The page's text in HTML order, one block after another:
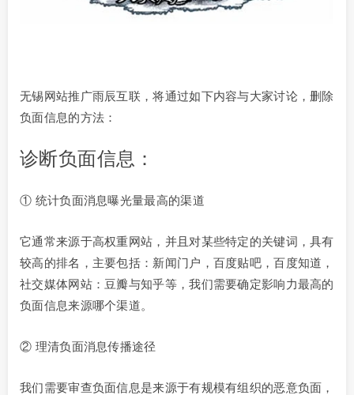
无锡网站推广雨辰互联，将通过如下内容与大家讨论，删除
负面信息的方法：
诊断负面信息：
① 统计负面消息曝光量最高的渠道
它通常来源于高权重网站，并且对某些特定的关键词，具有
较高的排名，主要包括：新闻门户，百度贴吧，百度知道，
社交媒体网站：豆瓣与知乎等，我们需要确定影响力最高的
负面信息来源哪个渠道。
② 理清负面消息传播途径
我们需要审查负面信息是来源于有规模有组织的恶意负面，